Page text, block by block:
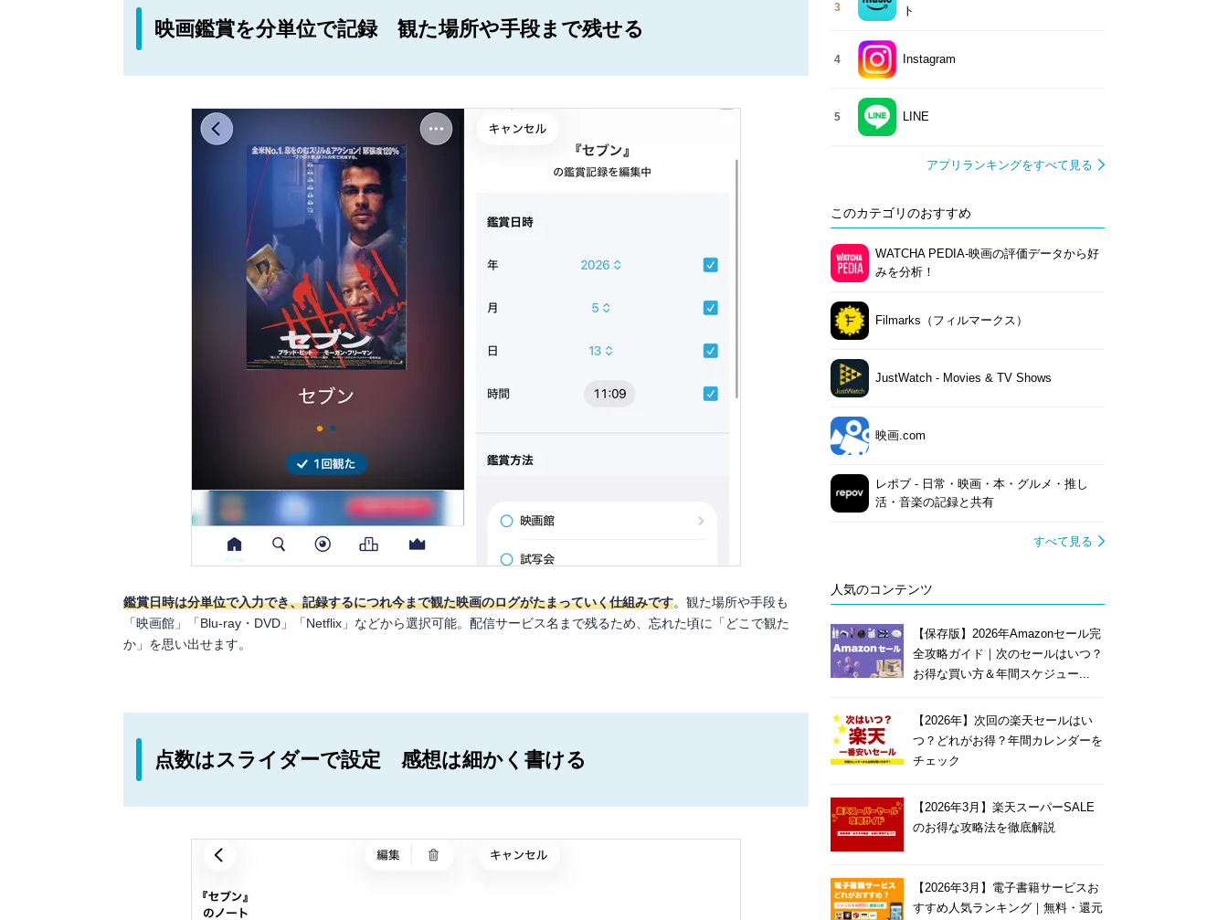
映画鑑賞を分単位で記録 観た場所や手段まで残せる
鑑賞日時は分単位で入力でき、記録するにつれ今まで観た映画のログがたまっていく仕組みです。観た場所や手段も
「映画館」「Blu-ray・DVD」「Netflix」などから選択可能。配信サービス名まで残るため、忘れた頃に「どこで観た
か」を思い出せます。
点数はスライダーで設定 感想は細かく書ける
3
ト
4 Instagram
5 LINE
アプリランキングをすべて見る
このカテゴリのおすすめ
WATCHA PEDIA-映画の評価データから好
みを分析！
Filmarks（フィルマークス）
JustWatch - Movies & TV Shows
映画.com
レポブ - 日常・映画・本・グルメ・推し
活・音楽の記録と共有
すべて見る
人気のコンテンツ
【保存版】2026年Amazonセール完
全攻略ガイド｜次のセールはいつ？
お得な買い方＆年間スケジュー...
【2026年】次回の楽天セールはい
つ？どれがお得？年間カレンダーを
チェック
【2026年3月】楽天スーパーSALE
のお得な攻略法を徹底解説
【2026年3月】電子書籍サービスお
すすめ人気ランキング｜無料・還元